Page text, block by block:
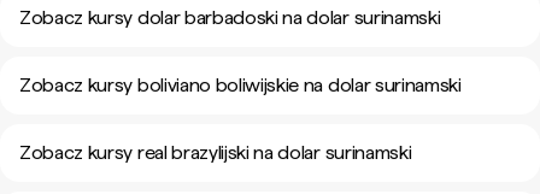
Zobacz kursy dolar barbadoski na dolar surinamski
Zobacz kursy boliviano boliwijskie na dolar surinamski
Zobacz kursy real brazylijski na dolar surinamski